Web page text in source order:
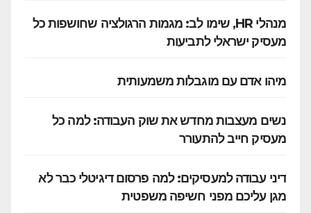
מנהלי HR, שימו לב: מגמות הרגולציה שחושפות כל
מעסיק ישראלי לתביעות
מיהו אדם עם מוגבלות משמעותית
נשים מעצבות מחדש את שוק העבודה: למה כל
מעסיק חייב להתעורר
דיני עבודה למעסיקים: למה פרסום דיגיטלי כבר לא
מגן עליכם מפני חשיפה משפטית